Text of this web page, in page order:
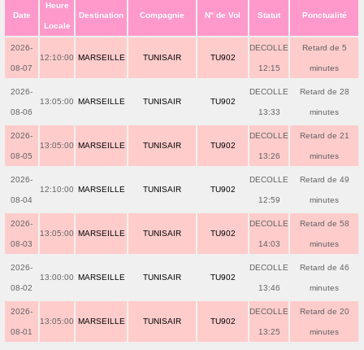
Date
Heure
Locale
Destination Compagnie N° de Vol Statut Ponctualité
2026-
08-07
12:10:00 MARSEILLE TUNISAIR TU902
DECOLLE
12:15
Retard de 5
minutes
2026-
08-06
13:05:00 MARSEILLE TUNISAIR TU902
DECOLLE
13:33
Retard de 28
minutes
2026-
08-05
13:05:00 MARSEILLE TUNISAIR TU902
DECOLLE
13:26
Retard de 21
minutes
2026-
08-04
12:10:00 MARSEILLE TUNISAIR TU902
DECOLLE
12:59
Retard de 49
minutes
2026-
08-03
13:05:00 MARSEILLE TUNISAIR TU902
DECOLLE
14:03
Retard de 58
minutes
2026-
08-02
13:00:00 MARSEILLE TUNISAIR TU902
DECOLLE
13:46
Retard de 46
minutes
2026-
08-01
13:05:00 MARSEILLE TUNISAIR TU902
DECOLLE
13:25
Retard de 20
minutes